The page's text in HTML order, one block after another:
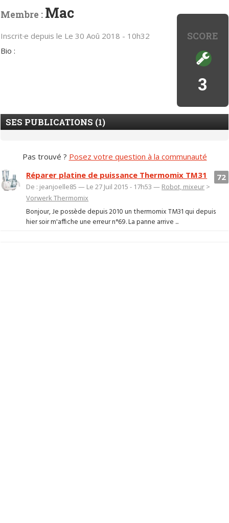
SCORE
3
Membre : Mac
Inscrit·e depuis le Le 30 Aoû 2018 - 10h32
Bio :
SES PUBLICATIONS (1)
Pas trouvé ? Posez votre question à la communauté
72
Réparer platine de puissance Thermomix TM31
De : jeanjoelle85 — Le 27 Juil 2015 - 17h53 — Robot, mixeur >
Vorwerk Thermomix
Bonjour, Je possède depuis 2010 un thermomix TM31 qui depuis
hier soir m'affiche une erreur n°69. La panne arrive ...